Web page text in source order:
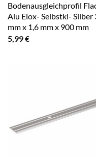
Bodenausgleichprofil
Alu Elox- Selbstkl- Silber
mm x 1,6 mm x 900 mm
5,99€